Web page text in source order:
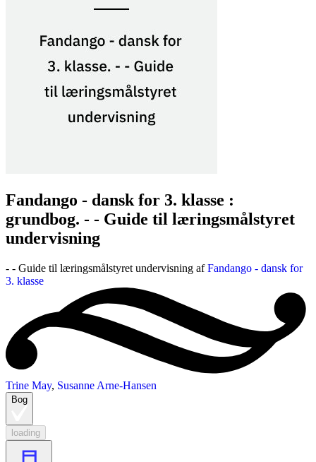
Fandango - dansk for 3. klasse :
grundbog. - - Guide til læringsmålstyret
undervisning
- - Guide til læringsmålstyret undervisning afFandango - dansk for
3. klasse
Trine May, Susanne Arne-Hansen
Bog
loading